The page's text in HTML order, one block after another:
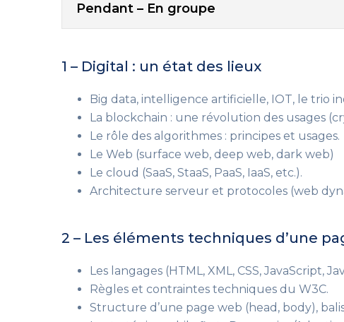
Pendant – En groupe
1 – Digital : un état des lieux
Big data, intelligence artificielle, IOT, le trio
La blockchain : une révolution des usages
Le rôle des algorithmes : principes et usages.
Le Web (surface web, deep web, dark web)
Le cloud (SaaS, StaaS, PaaS, IaaS, etc.).
Architecture serveur et protocoles (web
2 – Les éléments techniques d’une
Les langages (HTML, XML, CSS, JavaScript,
Règles et contraintes techniques du W3C.
Structure d’une page web (head, body),